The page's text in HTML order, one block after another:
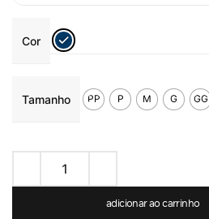
Cor
Tamanho PP P M G GG
adicionar ao carrinho